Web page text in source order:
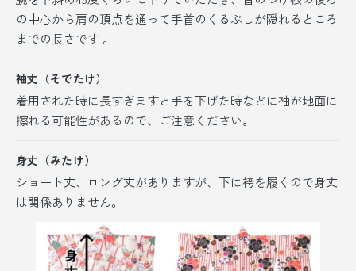
の中心から肩の頂点を通って手首のくるぶしが隠れるところ
までの長さです 。
袖丈（そでたけ）
着用された時に長すぎますと手を下げた時などに袖が地面に
擦れる可能性があるので、ご注意ください。
身丈（みたけ）
ショート丈、ロング丈がありますが、 下に袴を履くので身丈
は関係ありません。